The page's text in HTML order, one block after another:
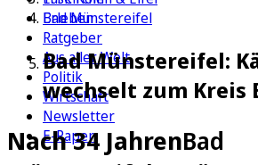
Erleben
Ratgeber
Aus aller Welt
Politik
Wirtschaft
Newsletter
E-Paper
Bad Münstereifel
Bad Münstereifel:
wechselt zum Kreis
Nach 34 JahrenBad